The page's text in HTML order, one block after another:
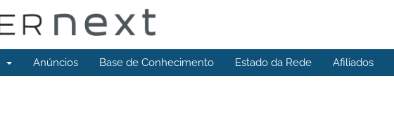
Anúncios Base de Conhecimento Estado da Rede Afiliados